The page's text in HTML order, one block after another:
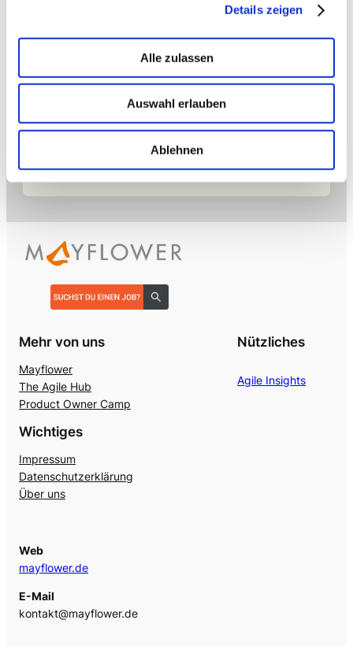
Details zeigen
Alle zulassen
Auswahl erlauben
Ablehnen
Citizen Developer bauen Apps, IT hält die Kontrolle.
Schatten-IT wird zur Plattform.
Enterprise VoiceAI
Realtime S2S, keine SaaS-Pipeline. Integriert in alle
gängigen Telefonanlagen.
Mehr von uns
Mayflower
The Agile Hub
Product Owner Camp
Nützliches
Agile Insights
Wichtiges
Impressum
Datenschutzerklärung
Über uns
Web
mayflower.de
E-Mail
kontakt@mayflower.de